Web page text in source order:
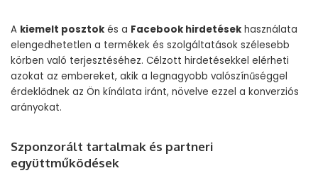
A kiemelt posztok és a Facebook hirdetések használata
elengedhetetlen a termékek és szolgáltatások szélesebb
körben való terjesztéséhez. Célzott hirdetésekkel elérheti
azokat az embereket, akik a legnagyobb valószínűséggel
érdeklődnek az Ön kínálata iránt, növelve ezzel a konverziós
arányokat.
Szponzorált tartalmak és partneri
együttműködések